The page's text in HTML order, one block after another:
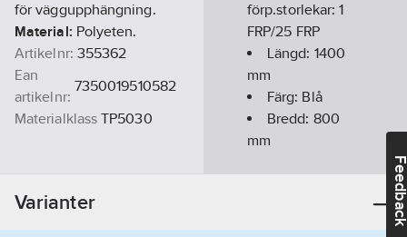
för väggupphängning.
Material: Polyeten.
Artikelnr: 355362
Ean
artikelnr:
7350019510582
Materialklass TP5030
förp.storlekar:1
FRP/25 FRP
Längd: 1400
mm
Färg: Blå
Bredd: 800
mm
Typ av
Varianter